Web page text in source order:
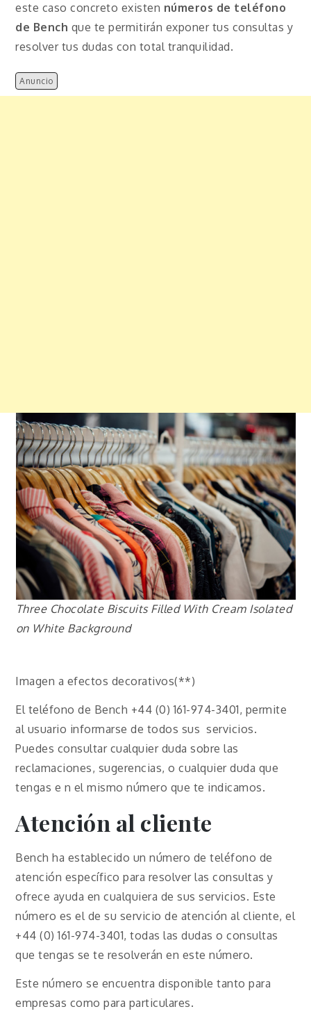
este caso concreto existen números de teléfono
de Bench que te permitirán exponer tus consultas y
resolver tus dudas con total tranquilidad.
Anuncio
Three Chocolate Biscuits Filled With Cream Isolated
on White Background
Imagen a efectos decorativos(**)
El teléfono de Bench +44 (0) 161-974-3401, permite
al usuario informarse de todos sus servicios.
Puedes consultar cualquier duda sobre las
reclamaciones, sugerencias, o cualquier duda que
tengas e n el mismo número que te indicamos.
Atención al cliente
Bench ha establecido un número de teléfono de
atención específico para resolver las consultas y
ofrece ayuda en cualquiera de sus servicios. Este
número es el de su servicio de atención al cliente, el
+44 (0) 161-974-3401, todas las dudas o consultas
que tengas se te resolverán en este número.
Este número se encuentra disponible tanto para
empresas como para particulares.